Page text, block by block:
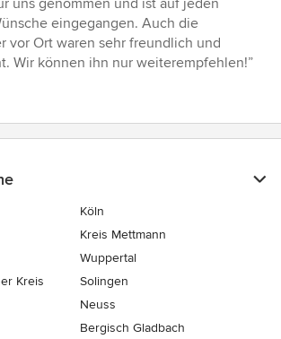
uns genommen und ist auf jeden
eingegangen. Auch die
vor Ort waren sehr freundlich und
Wir können ihn nur weiterempfehlen!”
Köln
Kreis Mettmann
Wuppertal
Kreis
Solingen
Neuss
Bergisch Gladbach